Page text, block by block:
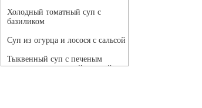
Холодный томатный суп с
базиликом
Суп из огурца и лосося с сальсой
Тыквенный суп с печеным
чесноком и томатной сальсой